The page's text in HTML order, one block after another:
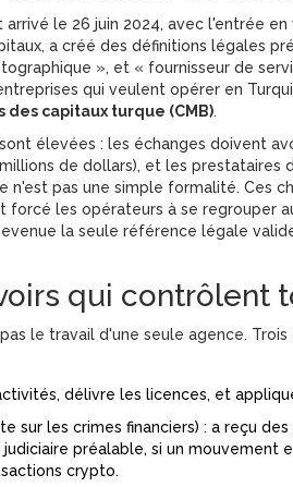
le 26 juin 2024, avec l'entrée en
a créé des définitions légales
», et « fournisseur de
qui veulent opérer en
des capitaux turque (CMB).
élevées : les échanges doivent
de dollars), et les prestataires
n'est pas une simple formalité. Ces
les opérateurs à se regrouper
la seule référence légale
qui contrôlent
le travail d'une seule agence.
délivre les licences, et
sur les crimes financiers) : a reçu
préalable, si un mouvement
crypto.